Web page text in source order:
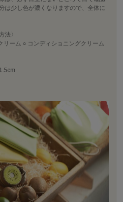
は少し色が濃くなりますので、全体に
法〉
リーム ○ コンディショニングクリーム